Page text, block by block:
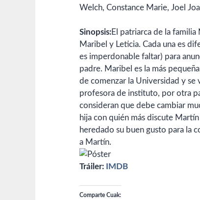
Welch, Constance Marie, Joel
Sinopsis:El patriarca de la
Maribel y Leticia. Cada una es
es imperdonable faltar) para
padre. Maribel es la más
de comenzar la Universidad y se
profesora de instituto, por otra
consideran que debe cambiar
hija con quién más discute
heredado su buen gusto para la
a Martín.
Tráiler: IMDB
Comparte Cuak: